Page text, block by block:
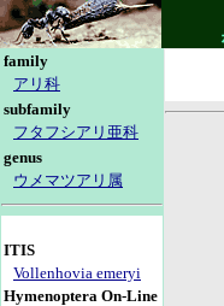
family
アリ科
subfamily
フタフシアリ亜科
genus
ウメマツアリ属
ITIS
Vollenhovia emeryi
Hymenoptera On-Line